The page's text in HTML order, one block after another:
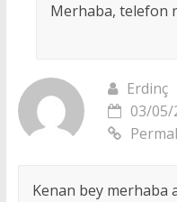
Merhaba, telefon
Erdinç
03/05/
Kenan bey merhaba